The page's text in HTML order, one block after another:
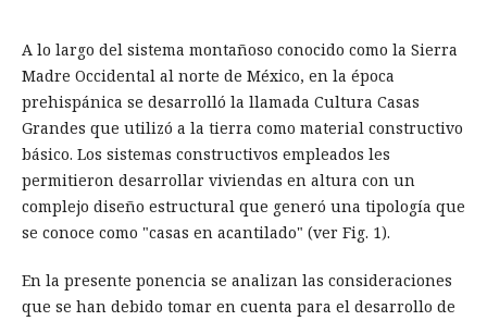
A lo largo del sistema montañoso conocido como la Sierra
Madre Occidental al norte de México, en la época
prehispánica se desarrolló la llamada Cultura Casas
Grandes que utilizó a la tierra como material constructivo
básico. Los sistemas constructivos empleados les
permitieron desarrollar viviendas en altura con un
complejo diseño estructural que generó una tipología que
se conoce como "casas en acantilado" (ver Fig. 1).
En la presente ponencia se analizan las consideraciones
que se han debido tomar en cuenta para el desarrollo de